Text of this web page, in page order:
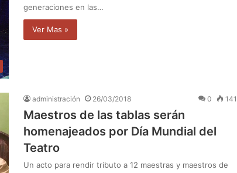
generaciones en las…
Ver Mas »
administración 26/03/2018 0 141
Maestros de las tablas serán
homenajeados por Día Mundial del
Teatro
Un acto para rendir tributo a 12 maestras y maestros de